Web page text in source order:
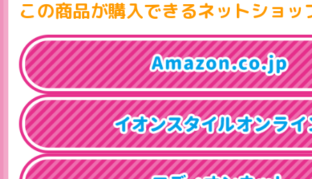
この商品が購入できるネットショッ